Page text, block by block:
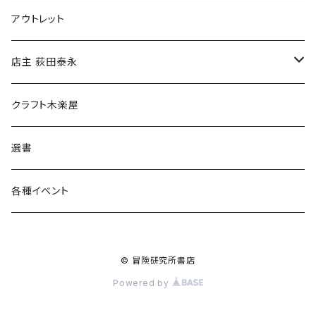
マグカップ
傘
食料品
その他
アウトレット
店主 荻田泰永
書籍
ウェア
クラフト木楽屋
選書
各種イベント
© 冒険研究所書店
Powered by